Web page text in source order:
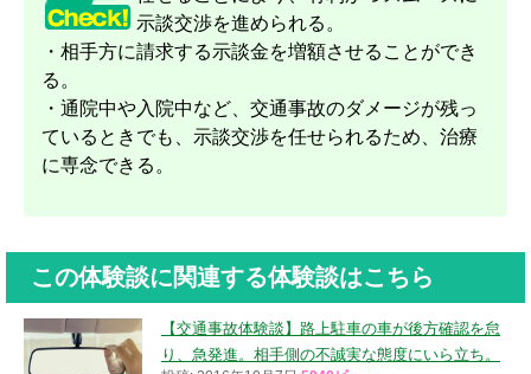
示談交渉を進められる。
・相手方に請求する示談金を増額させることができ
る。
・通院中や入院中など、交通事故のダメージが残っ
ているときでも、示談交渉を任せられるため、治療
に専念できる。
この体験談に関連する体験談はこちら
【交通事故体験談】路上駐車の車が後方確認を怠
り、急発進。相手側の不誠実な態度にいら立ち。